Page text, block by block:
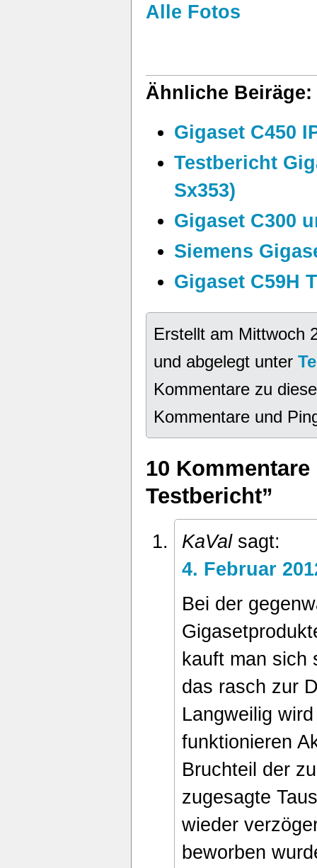
Alle Fotos
Ähnliche Beiräge:
Gigaset C450
Testbericht
Sx353)
Gigaset C300
Siemens
Gigaset C59H
Erstellt am Mittwoch
und abgelegt unter
Kommentare zu
Kommentare und
10
Testbericht”
KaVal sagt:
4. Februar
Bei der
kauft man sich
das rasch zur
Langweilig
funktionieren
Bruchteil der
zugesagte
wieder
beworben